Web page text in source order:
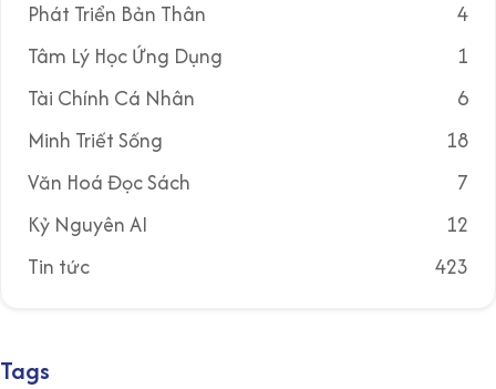
Phát Triển Bản Thân
4
Tâm Lý Học Ứng Dụng
1
Tài Chính Cá Nhân
6
Minh Triết Sống
18
Văn Hoá Đọc Sách
7
Kỷ Nguyên AI
12
Tin tức
423
Tags